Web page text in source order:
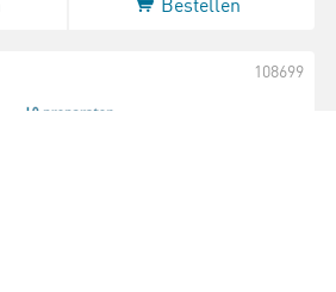
Bestellen
108699